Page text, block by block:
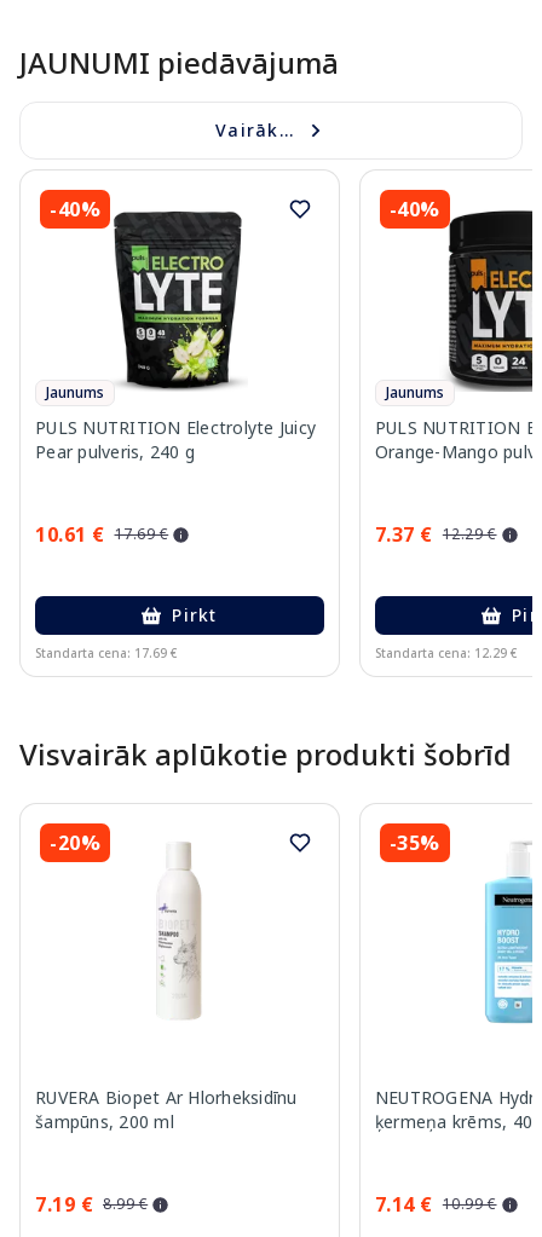
JAUNUMI piedāvājumā
Vairāk...
-40%
Jaunums
PULS NUTRITION Electrolyte Juicy
Pear pulveris, 240 g
10.61 € 17.69 €
Pirkt
Standarta cena: 17.69 €
-40%
Jaunums
PULS NUTRITION
Orange-Mango
7.37 € 12.29 €
Standarta cena: 12.29 €
Visvairāk aplūkotie produkti šobrīd
-20%
RUVERA Biopet Ar Hlorheksidīnu
šampūns, 200 ml
7.19 € 8.99 €
-35%
NEUTROGENA
ķermeņa krēms,
7.14 € 10.99 €